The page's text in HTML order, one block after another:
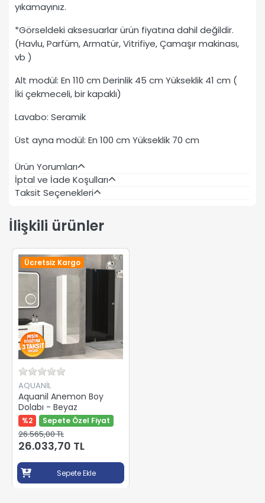
yıkamayınız.
*Görseldeki aksesuarlar ürün fiyatına dahil değildir.
(Havlu, Parfüm, Armatür, Vitrifiye, Çamaşır makinası,
vb )
Alt modül: En 110 cm Derinlik 45 cm Yükseklik 41 cm (
İki çekmeceli, bir kapaklı)
Lavabo: Seramik
Üst ayna modül: En 100 cm Yükseklik 70 cm
Ürün Yorumları
İptal ve İade Koşulları
Taksit Seçenekleri
İlişkili ürünler
Ücretsiz Kargo
AQUANİL
Aquanil Anemon Boy
Dolabı - Beyaz
%2 Sepete Özel Fiyat
26.565,00 TL
26.033,70 TL
Sepete Ekle